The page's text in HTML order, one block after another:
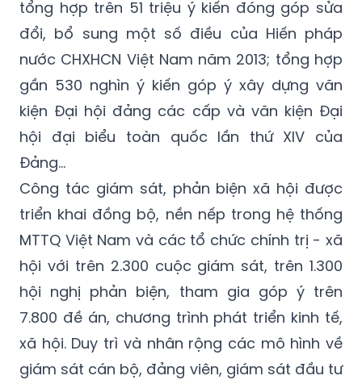
tổng hợp trên 51 triệu ý kiến đóng góp sửa
đổi, bổ sung một số điều của Hiến pháp
nước CHXHCN Việt Nam năm 2013; tổng hợp
gần 530 nghìn ý kiến góp ý xây dựng văn
kiện Đại hội đảng các cấp và văn kiện Đại
hội đại biểu toàn quốc lần thứ XIV của
Đảng…
Công tác giám sát, phản biện xã hội được
triển khai đồng bộ, nền nếp trong hệ thống
MTTQ Việt Nam và các tổ chức chính trị - xã
hội với trên 2.300 cuộc giám sát, trên 1.300
hội nghị phản biện, tham gia góp ý trên
7.800 đề án, chương trình phát triển kinh tế,
xã hội. Duy trì và nhân rộng các mô hình về
giám sát cán bộ, đảng viên, giám sát đầu tư